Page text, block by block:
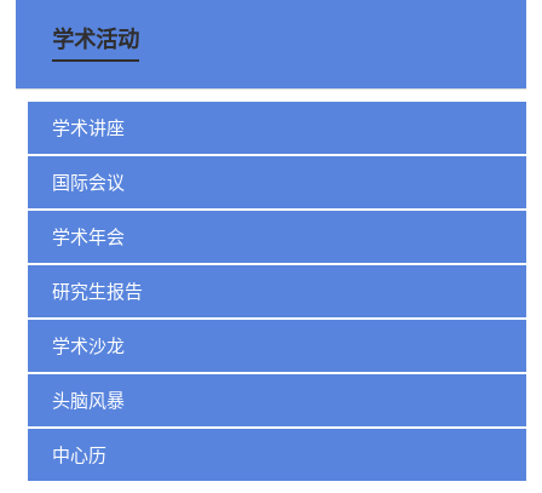
学术活动
学术讲座
国际会议
学术年会
研究生报告
学术沙龙
头脑风暴
中心历